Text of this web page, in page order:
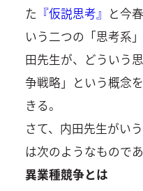
た 『仮説思考』 と今
いう二つの「思考系
田先生が、どういう
争戦略」という概念
きる。
さて、内田先生がい
は次のようなもので
異業種競争とは